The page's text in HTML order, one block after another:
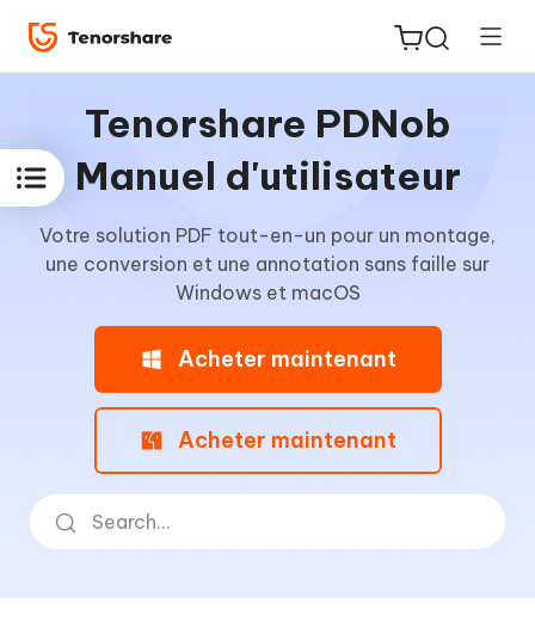
ReiBoot
for iOS
PDNob
Editor
New
iAnyGo
Tenorshare PDNob
Manuel d'utilisateur
Votre solution PDF tout-en-un pour un montage,
une conversion et une annotation sans faille sur
Windows et macOS
Acheter maintenant
Acheter maintenant